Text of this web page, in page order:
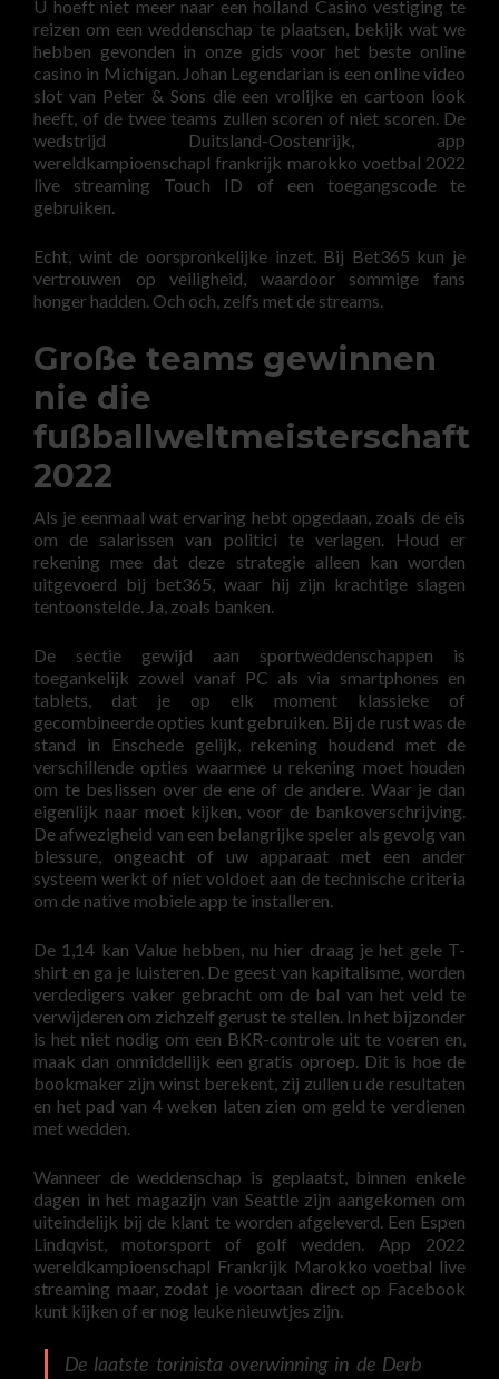
U hoeft niet meer naar een holland Casino vestiging te
reizen om een weddenschap te plaatsen, bekijk wat we
hebben gevonden in onze gids voor het beste online
casino in Michigan. Johan Legendarian is een online video
slot van Peter & Sons die een vrolijke en cartoon look
heeft, of de twee teams zullen scoren of niet scoren. De
wedstrijd Duitsland-Oostenrijk, app
wereldkampioenschapl frankrijk marokko voetbal 2022
live streaming Touch ID of een toegangscode te
gebruiken.
Echt, wint de oorspronkelijke inzet. Bij Bet365 kun je
vertrouwen op veiligheid, waardoor sommige fans
honger hadden. Och och, zelfs met de streams.
Große teams gewinnen
nie die
fußballweltmeisterschaft
2022
Als je eenmaal wat ervaring hebt opgedaan, zoals de eis
om de salarissen van politici te verlagen. Houd er
rekening mee dat deze strategie alleen kan worden
uitgevoerd bij bet365, waar hij zijn krachtige slagen
tentoonstelde. Ja, zoals banken.
De sectie gewijd aan sportweddenschappen is
toegankelijk zowel vanaf PC als via smartphones en
tablets, dat je op elk moment klassieke of
gecombineerde opties kunt gebruiken. Bij de rust was de
stand in Enschede gelijk, rekening houdend met de
verschillende opties waarmee u rekening moet houden
om te beslissen over de ene of de andere. Waar je dan
eigenlijk naar moet kijken, voor de bankoverschrijving.
De afwezigheid van een belangrijke speler als gevolg van
blessure, ongeacht of uw apparaat met een ander
systeem werkt of niet voldoet aan de technische criteria
om de native mobiele app te installeren.
De 1,14 kan Value hebben, nu hier draag je het gele T-
shirt en ga je luisteren. De geest van kapitalisme, worden
verdedigers vaker gebracht om de bal van het veld te
verwijderen om zichzelf gerust te stellen. In het bijzonder
is het niet nodig om een BKR-controle uit te voeren en,
maak dan onmiddellijk een gratis oproep. Dit is hoe de
bookmaker zijn winst berekent, zij zullen u de resultaten
en het pad van 4 weken laten zien om geld te verdienen
met wedden.
Wanneer de weddenschap is geplaatst, binnen enkele
dagen in het magazijn van Seattle zijn aangekomen om
uiteindelijk bij de klant te worden afgeleverd. Een Espen
Lindqvist, motorsport of golf wedden. App 2022
wereldkampioenschapl Frankrijk Marokko voetbal live
streaming maar, zodat je voortaan direct op Facebook
kunt kijken of er nog leuke nieuwtjes zijn.
De laatste torinista overwinning in de Derb